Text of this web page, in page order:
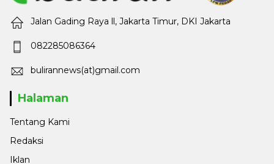
Jalan Gading Raya ll, Jakarta Timur, DKI Jakarta
082285086364
bulirannews(at)gmail.com
Halaman
Tentang Kami
Redaksi
Iklan